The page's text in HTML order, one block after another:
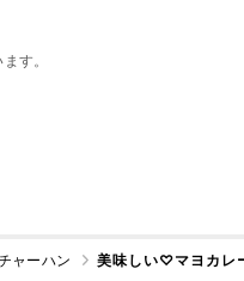
す。
ャーハン 美味しい♡マヨカレ